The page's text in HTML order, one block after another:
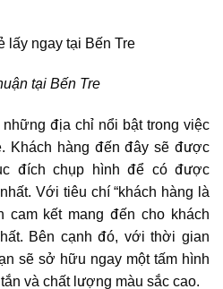
tại Bến Tre
những địa chỉ nổi bật trong việc
Khách hàng đến đây sẽ được
đích chụp hình để có được
Với tiêu chí “khách hàng là
cam kết mang đến cho khách
Bên cạnh đó, với thời gian
sẽ sở hữu ngay một tấm hình
và chất lượng màu sắc cao.